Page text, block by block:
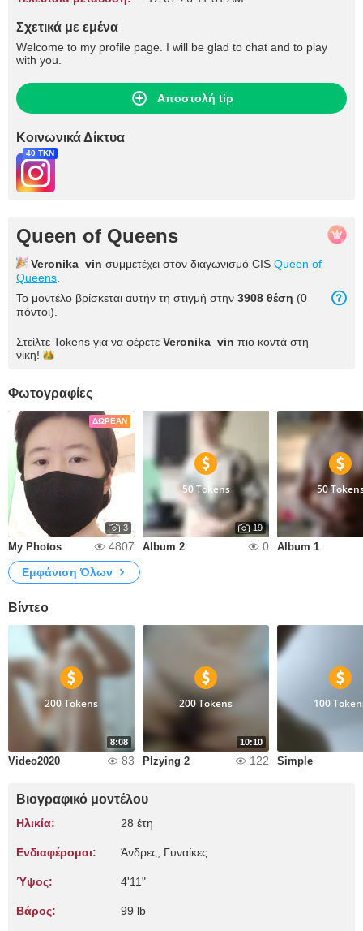
Σχετικά με εμένα
Welcome to my profile page. I will be glad to chat and to play
with you.
Αποστολή tip
Κοινωνικά Δίκτυα
40 TKN
Queen of Queens
Veronika_vin συμμετέχει στον διαγωνισμό CIS Queen of
Queens
Το μοντέλο βρίσκεται αυτήν τη στιγμή στην 3908 θέση (0
πόντοι).
Στείλτε Tokens για να φέρετε Veronika_vin πιο κοντά στη
νίκη!
Φωτογραφίες
ΔΩΡΕΆΝ
3
My Photos 4807
50 Tokens
19
Album 2 0
50
Album 1
Εμφάνιση Όλων
Βίντεο
8:08
200 Tokens
Video2020 83
10:10
200 Tokens
Plzying 2 122
100
Simple
Βιογραφικό μοντέλου
Ηλικία: 28 έτη
Ενδιαφέρομαι: Άνδρες, Γυναίκες
Ύψος: 4'11"
Βάρος: 99 lb